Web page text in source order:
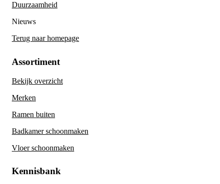
Duurzaamheid
Nieuws
Terug naar homepage
Assortiment
Bekijk overzicht
Merken
Ramen buiten
Badkamer schoonmaken
Vloer schoonmaken
Kennisbank